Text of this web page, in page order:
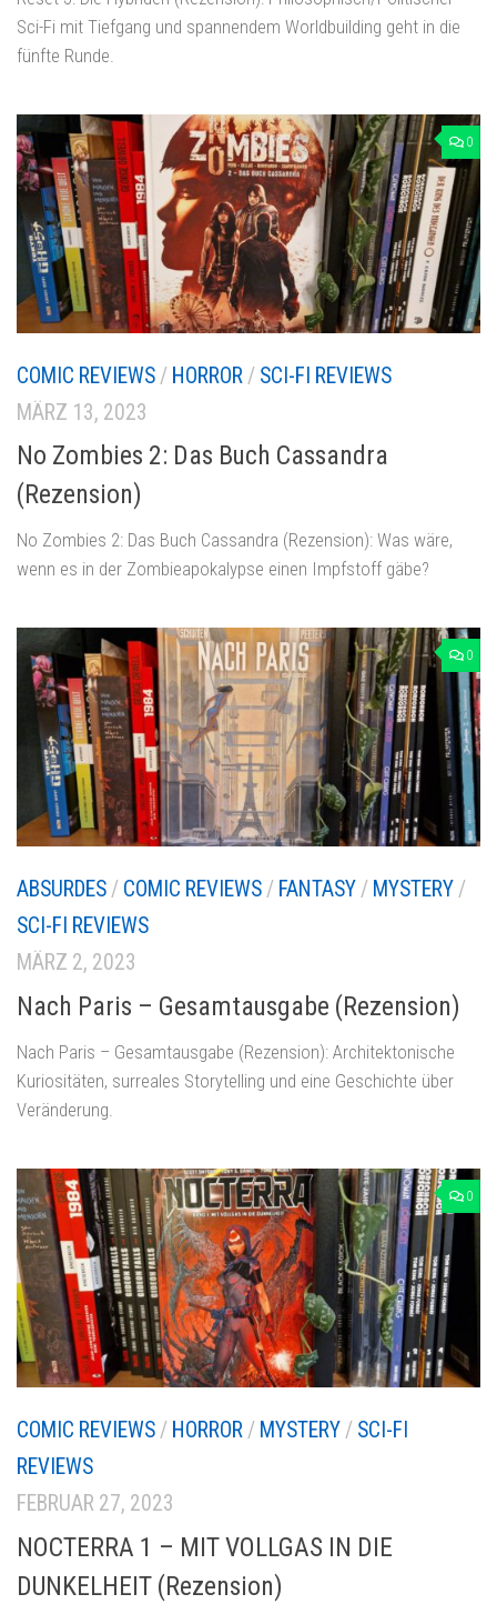
Sci-Fi mit Tiefgang und spannendem Worldbuilding geht in die
fünfte Runde.
0
COMIC REVIEWS / HORROR / SCI-FI REVIEWS
MÄRZ 13, 2023
No Zombies 2: Das Buch Cassandra
(Rezension)
No Zombies 2: Das Buch Cassandra (Rezension): Was wäre,
wenn es in der Zombieapokalypse einen Impfstoff gäbe?
0
ABSURDES / COMIC REVIEWS / FANTASY / MYSTERY /
SCI-FI REVIEWS
MÄRZ 2, 2023
Nach Paris – Gesamtausgabe (Rezension)
Nach Paris – Gesamtausgabe (Rezension): Architektonische
Kuriositäten, surreales Storytelling und eine Geschichte über
Veränderung.
0
COMIC REVIEWS / HORROR / MYSTERY / SCI-FI
REVIEWS
FEBRUAR 27, 2023
NOCTERRA 1 – MIT VOLLGAS IN DIE
DUNKELHEIT (Rezension)